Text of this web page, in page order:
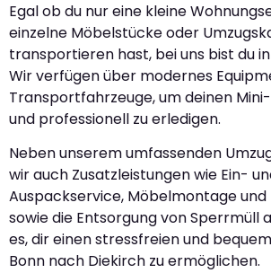
Egal ob du nur eine kleine
einzelne Möbelstücke oder
transportieren hast, bei uns bist du
Wir verfügen über modernes
Transportfahrzeuge, um deinen
und professionell zu erledigen.
Neben unserem umfassenden
wir auch Zusatzleistungen wie Ein-
Auspackservice, Möbelmontage
sowie die Entsorgung von Sperrmüll
es, dir einen stressfreien und
Bonn nach Diekirch zu ermöglichen.